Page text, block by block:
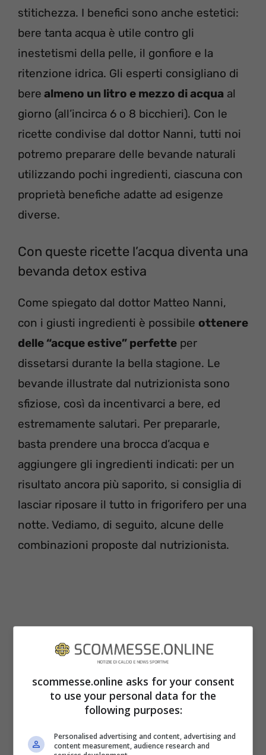
stitichezza. I benefici sono anche estetici:
bere tanta acqua è utile contro gli
inestetismi della pelle, il gonfiore e la
ritenzione idrica. Gli esperti consigliano di
bere almeno un litro e mezzo di acqua al
giorno (all’incirca 6 o 8 bicchieri). Con le
ricette condivise dal dottor Nanni, tutti noi
potremo preparare delle bevande naturali
utilizzando pochi ingredienti, ciascuna con
proprietà benefiche adatte ad esigenze
diverse.
Con queste ricette l’acqua diventa una
bevanda detox estiva
Come spiegato dal dottor Matteo Nanni,
con i giusti ingredienti è possibile ottenere
delle “acque estive” perfette per
dissetarsi durante la bella stagione. Le
bevande illustrate dal nutrizionista sono
sfiziose, così da incentivarci a bere, ed
estremamente salutari. Per prepararle,
basta prendere una brocca d’acqua e
aggiungere gli ingredienti indicati: per un
risultato ancora più saporito, si consiglia di
lasciar riposare il tutto in frigorifero per una
notte. Vediamo, di seguito, alcune delle
combinazioni proposte dal nutrizionista.
scommesse.online asks for your consent
to use your personal data for the
following purposes:
Personalised advertising and content, advertising and
content measurement, audience research and